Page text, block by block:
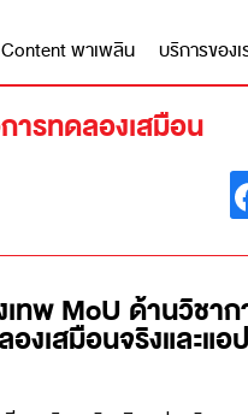
Content พาเพลิน บริการของเ
รทดลองเสมือน
ทพ MoU ด้านวิชา
เสมือนจริงและแอ